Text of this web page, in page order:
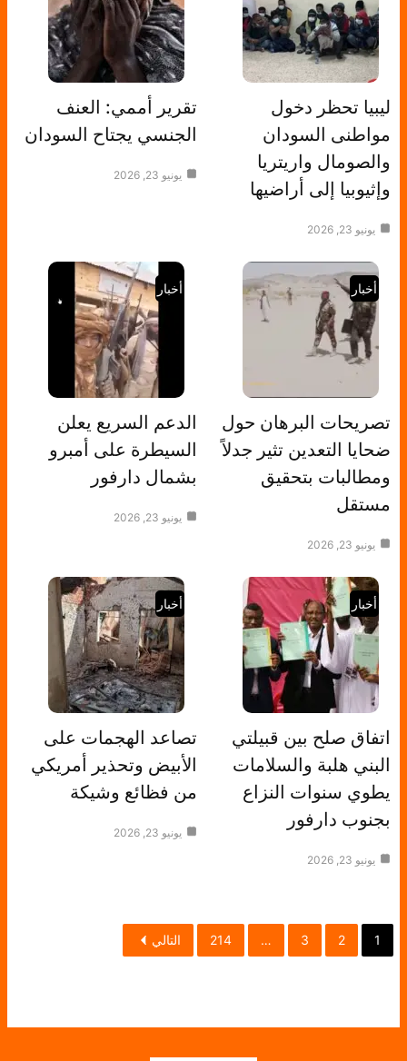
ليبيا تحظر دخول
مواطنى السودان
والصومال واريتريا
وإثيوبيا إلى أراضيها
يونيو 23, 2026
تقرير أممي: العنف
الجنسي يجتاح السودان
يونيو 23, 2026
أخبار
تصريحات البرهان حول
ضحايا التعدين تثير جدلاً
ومطالبات بتحقيق
مستقل
يونيو 23, 2026
أخبار
الدعم السريع يعلن
السيطرة على أمبرو
بشمال دارفور
يونيو 23, 2026
أخبار
اتفاق صلح بين قبيلتي
البني هلبة والسلامات
يطوي سنوات النزاع
بجنوب دارفور
يونيو 23, 2026
أخبار
تصاعد الهجمات على
الأبيض وتحذير أمريكي
من فظائع وشيكة
يونيو 23, 2026
1
2
3
…
214 التالي